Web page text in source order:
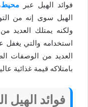
فوائد الهيل عبر محيط
الهيل سوى إنه من
ولكنه يمتلك العديد
استخدامه والتي يغفل
العديد من الوصفات
بامتلاكه قيمة غذائية
فوائد الهيل